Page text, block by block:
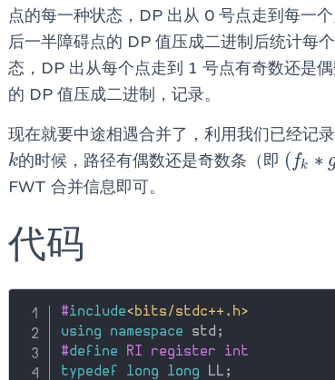
点的每一种状态，DP 出从 0 号点走到每一
后一半障碍点的 DP 值压成二进制后统计每
态，DP 出从每个点走到 1 号点有奇数还是
的 DP 值压成二进制，记录。
现在就要中途相遇合并了，利用我们已经记
k
k的时候，路径有偶数还是奇数条（即 ( fk ∗
( fk∗g
FWT 合并信息即可。
代码
#include<bits/stdc++.h>
using
namespace std ;
#define RI register int
typedef
long long LL ;